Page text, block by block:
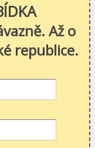
Až o
republice.